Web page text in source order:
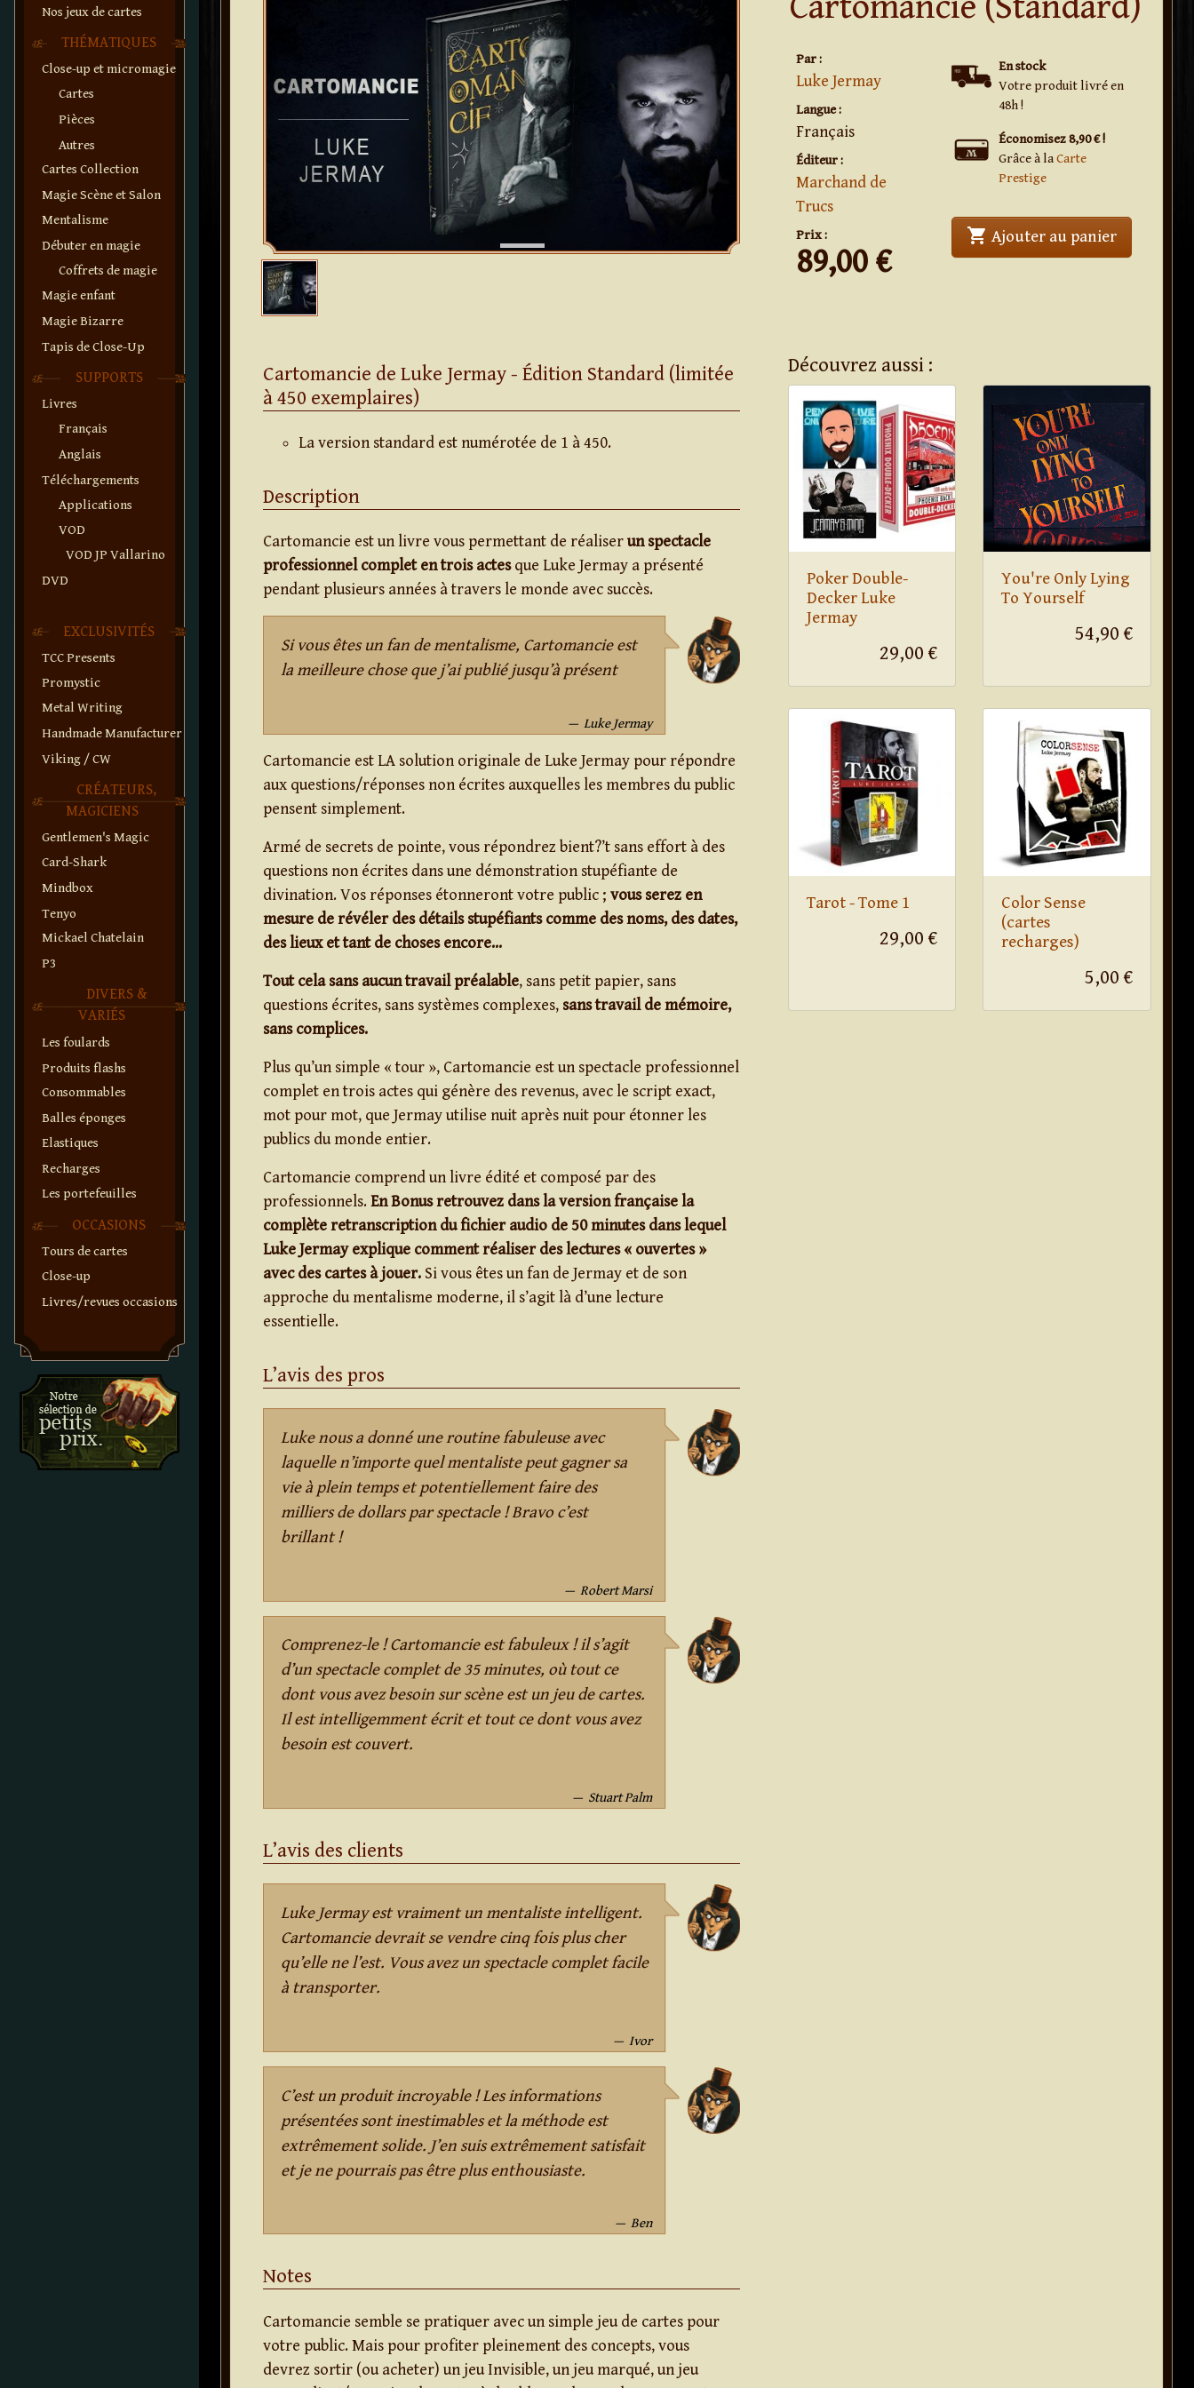
Nos jeux de cartes
THÉMATIQUES
Close-up et micromagie
Cartes
Pièces
Autres
Cartes Collection
Magie Scène et Salon
Mentalisme
Débuter en magie
Coffrets de magie
Magie enfant
Magie Bizarre
Tapis de Close-Up
SUPPORTS
Livres
Français
Anglais
Téléchargements
Applications
VOD
VOD JP Vallarino
DVD
EXCLUSIVITÉS
TCC Presents
Promystic
Metal Writing
Handmade Manufacturer
Viking / CW
CRÉATEURS,
MAGICIENS
Gentlemen's Magic
Card-Shark
Mindbox
Tenyo
Mickael Chatelain
P3
DIVERS &
VARIÉS
Les foulards
Produits flashs
Consommables
Balles éponges
Elastiques
Recharges
Les portefeuilles
OCCASIONS
Tours de cartes
Close-up
Livres/revues occasions
Par :
Luke Jermay
Langue :
Français
Éditeur :
Marchand de
Trucs
Prix :
89,00 €
En stock
Votre produit livré en
48h !
Économisez 8,90 € !
Grâce à laCarte
Prestige
shopping_cart Ajouter au panier
Cartomancie de Luke Jermay - Édition Standard (limitée
à 450 exemplaires)
La version standard est numérotée de 1 à 450.
Description
Cartomancie est un livre vous permettant de réaliserun spectacle
professionnel complet en trois actesque Luke Jermay a présenté
pendant plusieurs années à travers le monde avec succès.
Si vous êtes un fan de mentalisme, Cartomancie est
la meilleure chose que j’ai publié jusqu’à présent
Luke Jermay
Cartomancie est LA solution originale de Luke Jermay pour répondre
aux questions/réponses non écrites auxquelles les membres du public
pensent simplement.
Armé de secrets de pointe, vous répondrez bient?’t sans effort à des
questions non écrites dans une démonstration stupéfiante de
divination. Vos réponses étonneront votre public ; vous serez en
mesure de révéler des détails stupéfiants comme des noms, des dates,
des lieux et tant de choses encore…
Tout cela sans aucun travail préalable, sans petit papier, sans
questions écrites, sans systèmes complexes, sans travail de mémoire,
sans complices.
Plus qu’un simple « tour », Cartomancie est un spectacle professionnel
complet en trois actes qui génère des revenus, avec le script exact,
mot pour mot, que Jermay utilise nuit après nuit pour étonner les
publics du monde entier.
Cartomancie comprend un livre édité et composé par des
professionnels.En Bonus retrouvez dans la version française la
complète retranscription du fichier audio de 50 minutes dans lequel
Luke Jermay explique comment réaliser des lectures « ouvertes »
avec des cartes à jouer. Si vous êtes un fan de Jermay et de son
approche du mentalisme moderne, il s’agit là d’une lecture
essentielle.
L’avis des pros
Luke nous a donné une routine fabuleuse avec
laquelle n’importe quel mentaliste peut gagner sa
vie à plein temps et potentiellement faire des
milliers de dollars par spectacle ! Bravo c’est
brillant !
Robert Marsi
Comprenez-le ! Cartomancie est fabuleux ! il s’agit
d’un spectacle complet de 35 minutes, où tout ce
dont vous avez besoin sur scène est un jeu de cartes.
Il est intelligemment écrit et tout ce dont vous avez
besoin est couvert.
Stuart Palm
L’avis des clients
Luke Jermay est vraiment un mentaliste intelligent.
Cartomancie devrait se vendre cinq fois plus cher
qu’elle ne l’est. Vous avez un spectacle complet facile
à transporter.
Ivor
C’est un produit incroyable ! Les informations
présentées sont inestimables et la méthode est
extrêmement solide. J’en suis extrêmement satisfait
et je ne pourrais pas être plus enthousiaste.
Ben
Notes
Cartomancie semble se pratiquer avec un simple jeu de cartes pour
votre public. Mais pour profiter pleinement des concepts, vous
devrez sortir (ou acheter) un jeu Invisible, un jeu marqué, un jeu
Découvrez aussi :
Poker Double-
Decker Luke
Jermay
29,00 €
You're Only Lying
To Yourself
54,90 €
Tarot - Tome 1
29,00 €
Color Sense
(cartes
recharges)
5,00 €